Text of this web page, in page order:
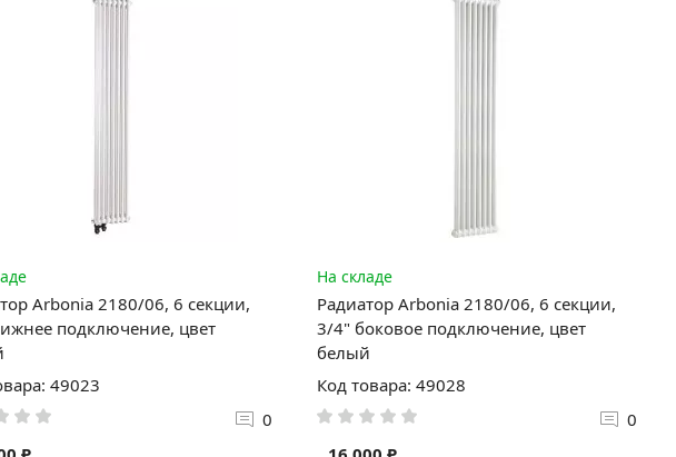
Arbonia 2180/06, 6 секции,
подключение, цвет
49023
0
На складе
Радиатор Arbonia 2180/06, 6 секции,
3/4" боковое подключение, цвет
белый
Код товара: 49028
0